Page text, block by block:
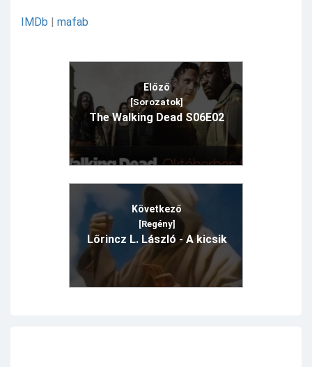
IMDb | mafab
Előző
[Sorozatok]
The Walking Dead S06E02
Következő
[Regény]
Lőrincz L. László - A kicsik